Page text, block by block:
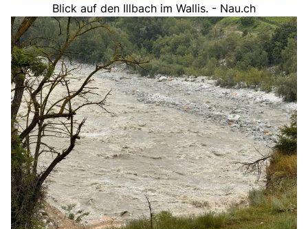
Blick auf den Illbach im Wallis. - Nau.ch